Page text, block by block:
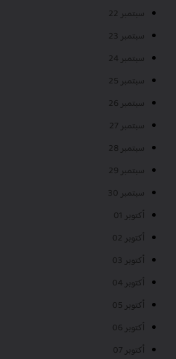
سبتمبر 22
سبتمبر 23
سبتمبر 24
سبتمبر 25
سبتمبر 26
سبتمبر 27
سبتمبر 28
سبتمبر 29
سبتمبر 30
أكتوبر 01
أكتوبر 02
أكتوبر 03
أكتوبر 04
أكتوبر 05
أكتوبر 06
أكتوبر 07